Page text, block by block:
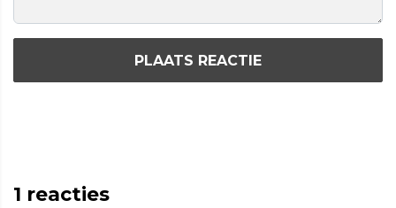
PLAATS REACTIE
1 reacties